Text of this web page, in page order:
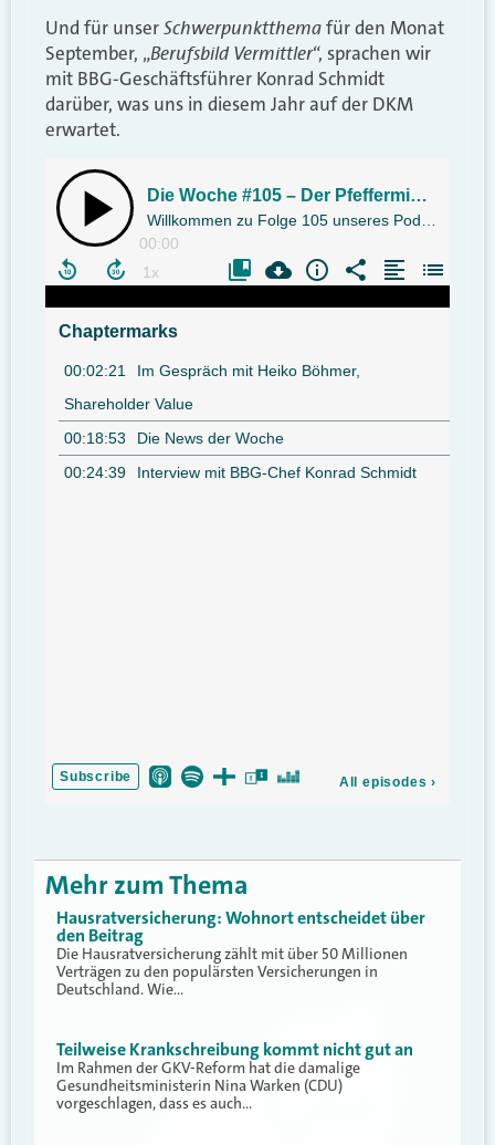
Und für unserSchwerpunktthemafür den Monat
September, „Berufsbild Vermittler“, sprachen wir
mit BBG-Geschäftsführer Konrad Schmidt
darüber, was uns in diesem Jahr auf der DKM
erwartet.
Mehr zum Thema
Hausratversicherung: Wohnort entscheidet über
den Beitrag
Die Hausratversicherung zählt mit über 50 Millionen
Verträgen zu den populärsten Versicherungen in
Deutschland. Wie…
Teilweise Krankschreibung kommt nicht gut an
Im Rahmen der GKV-Reform hat die damalige
Gesundheitsministerin Nina Warken (CDU)
vorgeschlagen, dass es auch…